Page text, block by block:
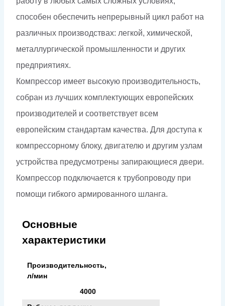
способен обеспечить непрерывный цикл работ на
различных производствах: легкой, химической,
металлургической промышленности и других
предприятиях.
Компрессор имеет высокую производительность,
собран из лучших комплектующих европейских
производителей и соответствует всем
европейским стандартам качества. Для доступа к
компрессорному блоку, двигателю и другим узлам
устройства предусмотрены запирающиеся двери.
Компрессор подключается к трубопроводу при
помощи гибкого армированного шланга.
Основные
характеристики
Производительность,
л/мин
4000